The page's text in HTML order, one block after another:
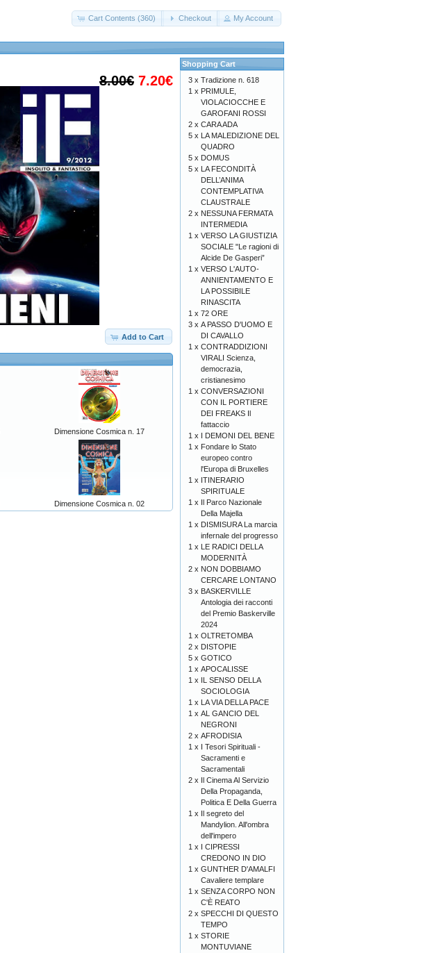
Cart Contents (360) Checkout My Account
8.00€ 7.20€
Add to Cart
Dimensione Cosmica n. 17
Dimensione Cosmica n. 02
Shopping Cart
3 x Tradizione n. 618
1 x PRIMULE,
VIOLACIOCCHE E
GAROFANI ROSSI
2 x CARA ADA
5 x LA MALEDIZIONE DEL
QUADRO
5 x DOMUS
5 x LA FECONDITÀ
DELL’ANIMA
CONTEMPLATIVA
CLAUSTRALE
2 x NESSUNA FERMATA
INTERMEDIA
1 x VERSO LA GIUSTIZIA
SOCIALE "Le ragioni di
Alcide De Gasperi”
1 x VERSO L'AUTO-
ANNIENTAMENTO E
LA POSSIBILE
RINASCITA
1 x 72 ORE
3 x A PASSO D'UOMO E
DI CAVALLO
1 x CONTRADDIZIONI
VIRALI Scienza,
democrazia,
cristianesimo
1 x CONVERSAZIONI
CON IL PORTIERE
DEI FREAKS Il
fattaccio
1 x I DEMONI DEL BENE
1 x Fondare lo Stato
europeo contro
l'Europa di Bruxelles
1 x ITINERARIO
SPIRITUALE
1 x Il Parco Nazionale
Della Majella
1 x DISMISURA La marcia
infernale del progresso
1 x LE RADICI DELLA
MODERNITÀ
2 x NON DOBBIAMO
CERCARE LONTANO
3 x BASKERVILLE
Antologia dei racconti
del Premio Baskerville
2024
1 x OLTRETOMBA
2 x DISTOPIE
5 x GOTICO
1 x APOCALISSE
1 x IL SENSO DELLA
SOCIOLOGIA
1 x LA VIA DELLA PACE
1 x AL GANCIO DEL
NEGRONI
2 x AFRODISIA
1 x I Tesori Spirituali -
Sacramenti e
Sacramentali
2 x Il Cinema Al Servizio
Della Propaganda,
Politica E Della Guerra
1 x Il segreto del
Mandylion. All'ombra
dell'impero
1 x I CIPRESSI
CREDONO IN DIO
1 x GUNTHER D'AMALFI
Cavaliere templare
1 x SENZA CORPO NON
C'È REATO
2 x SPECCHI DI QUESTO
TEMPO
1 x STORIE
MONTUVIANE